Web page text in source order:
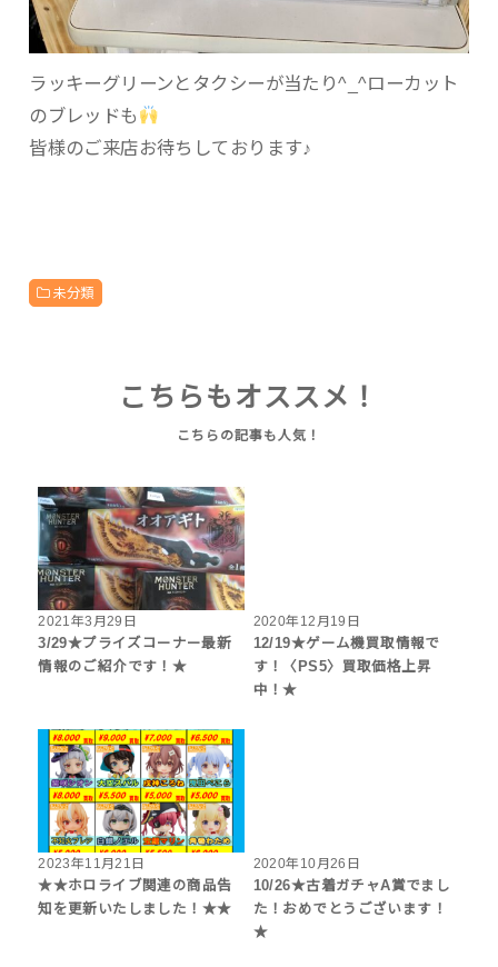
ラッキーグリーンとタクシーが当たり^_^ローカット
のブレッドも
皆様のご来店お待ちしております♪
未分類
こちらもオススメ！
2021年3月29日
3/29★プライズコーナー最新
情報のご紹介です！★
2020年12月19日
12/19★ゲーム機買取情報で
す！〈PS5〉買取価格上昇
中！★
2023年11月21日
★★ホロライブ関連の商品告
知を更新いたしました！★★
2020年10月26日
10/26★古着ガチャA賞でまし
た！おめでとうございます！
★